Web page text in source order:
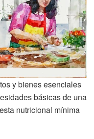
y bienes esenciales
básicas de una
nutricional mínima